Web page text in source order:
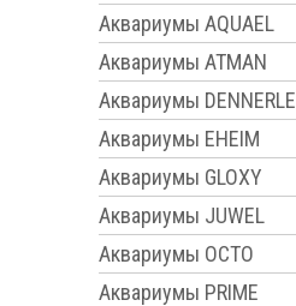
Аквариумы AQUAEL
Аквариумы ATMAN
Аквариумы DENNERLE
Аквариумы EHEIM
Аквариумы GLOXY
Аквариумы JUWEL
Аквариумы OCTO
Аквариумы PRIME